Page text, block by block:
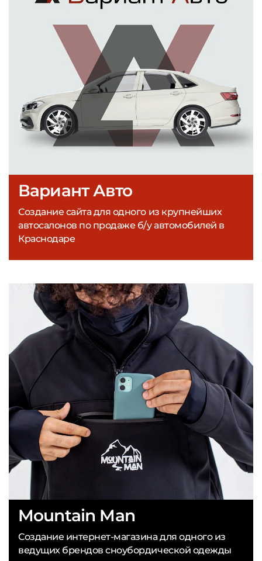
Вариант Авто
Создание сайта для одного из крупнейших
автосалонов по продаже б/у автомобилей в
Краснодаре
Mountain Man
Создание интернет-магазина для одного из
ведущих брендов сноубордической одежды